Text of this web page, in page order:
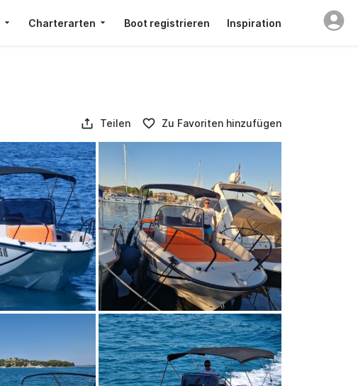
Charterarten Boot registrieren Inspiration
Teilen Zu Favoriten hinzufügen